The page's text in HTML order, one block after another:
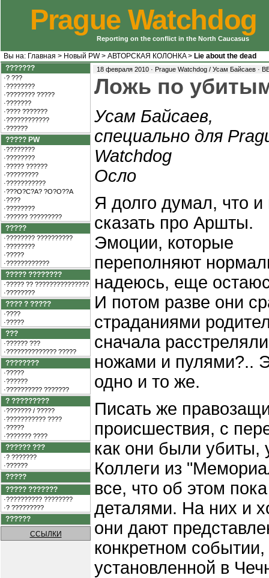
Prague Watchdog
Reporting on the conflict in the North Caucasus
Вы на: Главная > Новый PW> АВТOРCКAЯ КOЛOНКA> Lie about the dead
???????
·? ???
·????????
·???????? ?????
·???????
·???? ???????
·????????????
·??????
????? PW
·????????
·????????
·????? ??????
·?????????
·???????????
·???O?C?A? ?O?O??A
·????
·????????
·?????? ?????????
?????
·???????? ??????????
·????????
·?????
·????????????
????? ????????
·????? ?? ???????????????
·????????
???? ? ?????
·????
·?????
???
·?????? ???
·?????????????? ?????
????????
·?????
·??????
·?????????? ???????
? ?????????
·??????? / ?????
·??????????? ????
·?????
·??????? ????
?????? ???
·? ???????
·??????
?????
????? ???????
·?????????? ????????
·? ?????????
??????
ССЫЛКИ
18 февраля 2010 · Prague Watchdog / Усам Байсаев ·
Ложь по
Усам Байсаев,
специально для
Watchdog
Осло
Я долго думал, что и
сказать про Аршты.
Эмоции, которые
переполняют
надеюсь, еще
И потом разве они
страданиями
сначала
ножами и пулями?..
одно и то же.
Писать же
происшествия, с
как они были
Коллеги из
все, что об этом
деталями. На них и
они дают
конкретном
установленной в